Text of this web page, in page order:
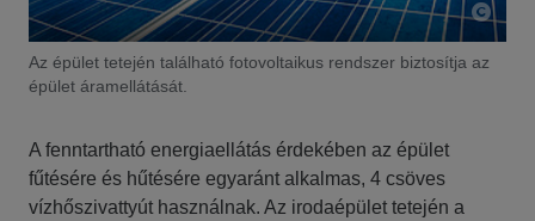
Az épület tetején található fotovoltaikus rendszer biztosítja az
épület áramellátását.
A fenntartható energiaellátás érdekében az épület
fűtésére és hűtésére egyaránt alkalmas, 4 csöves
vízhőszivattyút használnak. Az irodaépület tetején a